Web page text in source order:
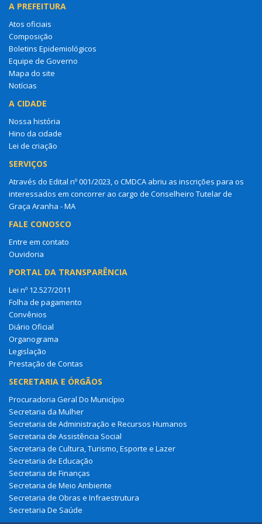
A PREFEITURA
Atos oficiais
Composição
Boletins Epidemiológicos
Equipe de Governo
Mapa do site
Notícias
A CIDADE
Nossa história
Hino da cidade
Lei de criação
SERVIÇOS
Através do Edital nº 001/2023, o CMDCA abriu as inscrições para os
interessados em concorrer ao cargo de Conselheiro Tutelar de
Graça Aranha - MA
FALE CONOSCO
Entre em contato
Ouvidoria
PORTAL DA TRANSPARÊNCIA
Lei nº 12.527/2011
Folha de pagamento
Convênios
Diário Oficial
Organograma
Legislação
Prestação de Contas
SECRETARIA E ÓRGÃOS
Procuradoria Geral Do Município
Secretaria da Mulher
Secretaria de Administração e Recursos Humanos
Secretaria de Assistência Social
Secretaria de Cultura, Turismo, Esporte e Lazer
Secretaria de Educação
Secretaria de Finanças
Secretaria de Meio Ambiente
Secretaria de Obras e Infraestrutura
Secretaria De Saúde